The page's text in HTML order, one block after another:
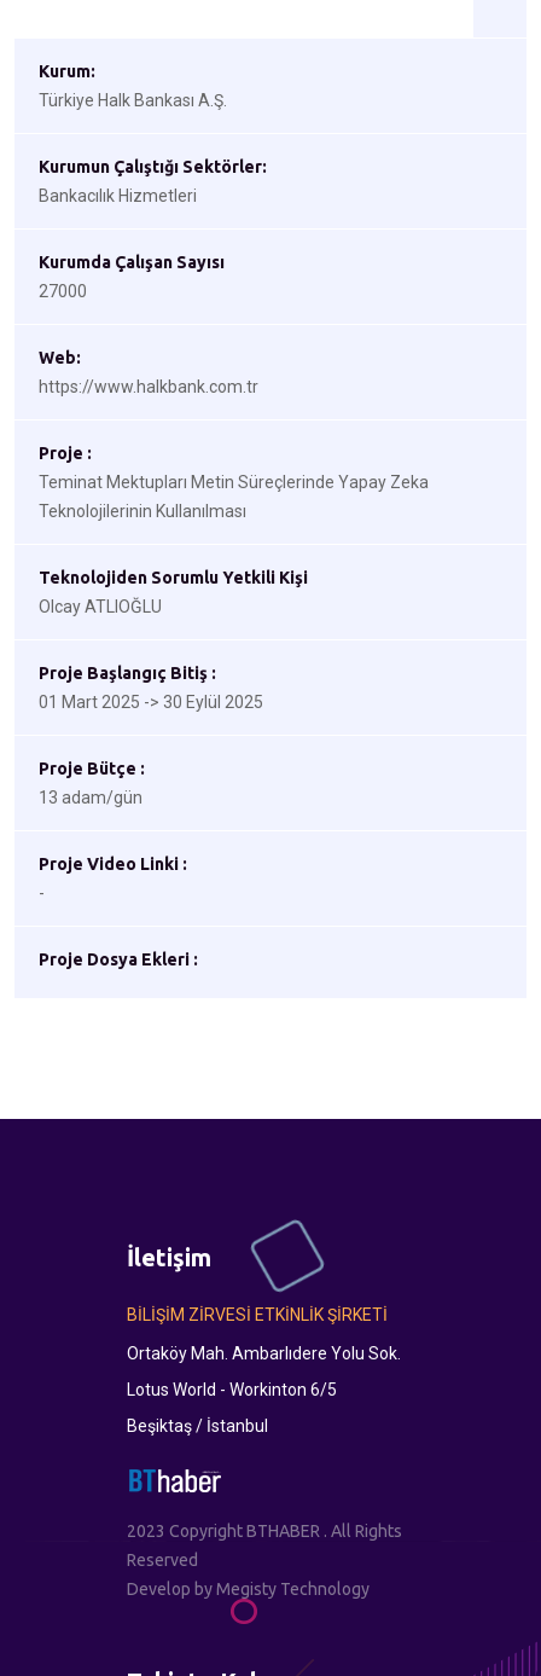
Kurum:
Türkiye Halk Bankası A.Ş.
Kurumun Çalıştığı Sektörler:
Bankacılık Hizmetleri
Kurumda Çalışan Sayısı
27000
Web:
https://www.halkbank.com.tr
Proje :
Teminat Mektupları Metin Süreçlerinde Yapay Zeka
Teknolojilerinin Kullanılması
Teknolojiden Sorumlu Yetkili Kişi
Olcay ATLIOĞLU
Proje Başlangıç Bitiş :
01 Mart 2025 -> 30 Eylül 2025
Proje Bütçe :
13 adam/gün
Proje Video Linki :
-
Proje Dosya Ekleri :
İletişim
BİLİŞİM ZİRVESİ ETKİNLİK ŞİRKETİ
Ortaköy Mah. Ambarlıdere Yolu Sok.
Lotus World - Workinton 6/5
Beşiktaş / İstanbul
2023 Copyright BTHABER . All Rights
Reserved
Develop byMegisty Technology